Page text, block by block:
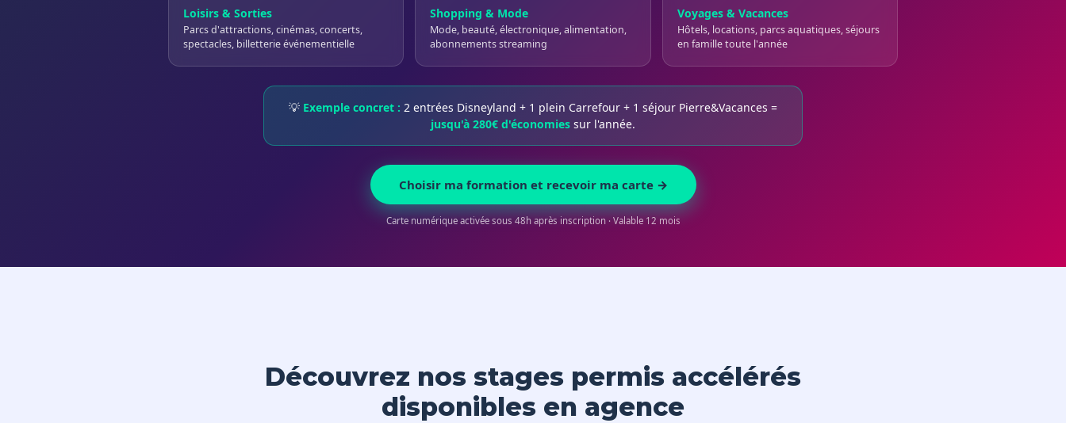
Loisirs & Sorties
Parcs d'attractions, cinémas, concerts,
spectacles, billetterie événementielle
Shopping & Mode
Mode, beauté, électronique, alimentation,
abonnements streaming
Voyages & Vacances
Hôtels, locations, parcs aquatiques, séjours
en famille toute l'année
💡 Exemple concret : 2 entrées Disneyland + 1 plein Carrefour + 1 séjour Pierre&Vacances =
jusqu'à 280€ d'économies sur l'année.
Choisir ma formation et recevoir ma carte →
Carte numérique activée sous 48h après inscription · Valable 12 mois
Découvrez nos stages permis accélérés
disponibles en agence